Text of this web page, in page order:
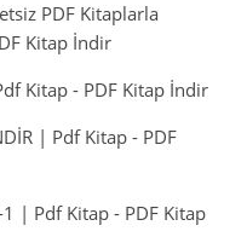
PDF Kitaplarla
Kitap İndir
Kitap - PDF Kitap İndir
| Pdf Kitap - PDF
1 | Pdf Kitap - PDF Kitap